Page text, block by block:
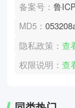
备案号：鲁
MD5：
隐私政策：查
权限说明：查